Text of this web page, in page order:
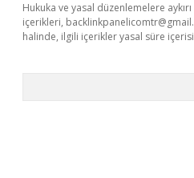
Hukuka ve yasal düzenlemelere
içerikleri,
halinde, ilgili içerikler yasal süre